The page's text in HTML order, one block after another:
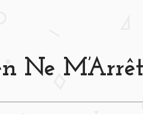
PITCH BLACK CITY
Ne